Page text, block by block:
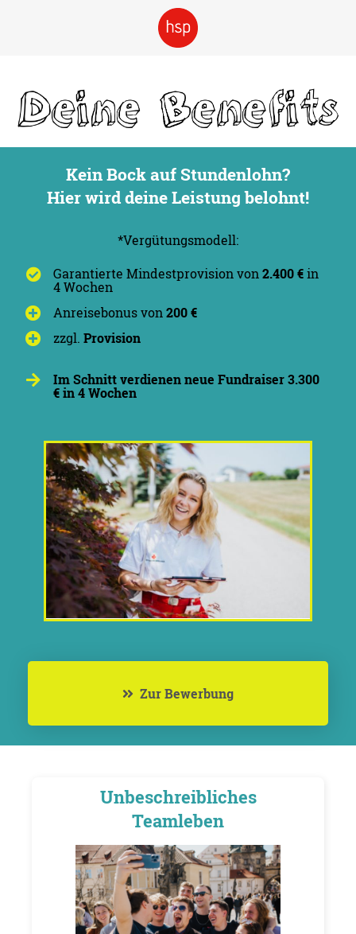
Kein Bock auf Stundenlohn?
Hier wird deine Leistung belohnt!
*Vergütungsmodell:
Garantierte Mindestprovision von 2.400 €in
4 Wochen
Anreisebonus von 200 €
zzgl. Provision
Im Schnitt verdienen neue Fundraiser 3.300
€ in 4 Wochen
Zur Bewerbung
Unbeschreibliches
Teamleben